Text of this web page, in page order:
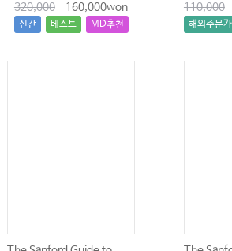
320,000
160,000won
신간 베스트 MD추천
110,000
해외주문